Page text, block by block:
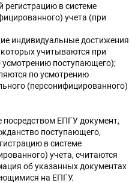
в системе
учета (при
индивидуальные достижения
учитываются при
усмотрению поступающего);
по усмотрению
(персонифицированного)
посредством ЕПГУ документ,
поступающего,
в системе
учета, считаются
об указанных документах
на ЕПГУ.